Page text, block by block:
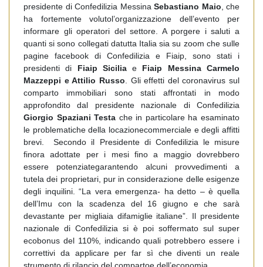
presidente di Confedilizia Messina Sebastiano Maio, che
ha fortemente volutol’organizzazione dell’evento per
informare gli operatori del settore. A porgere i saluti a
quanti si sono collegati datutta Italia sia su zoom che sulle
pagine facebook di Confedilizia e Fiaip, sono stati i
presidenti di Fiaip Siciliae Fiaip Messina Carmelo
Mazzeppi e Attilio Russo. Gli effetti del coronavirus sul
comparto immobiliari sono stati affrontati in modo
approfondito dal presidente nazionale di Confedilizia
Giorgio Spaziani Testa che in particolare ha esaminato
le problematiche della locazionecommerciale e degli affitti
brevi. Secondo il Presidente di Confedilizia le misure
finora adottate per i mesi fino a maggio dovrebbero
essere potenziategarantendo alcuni provvedimenti a
tutela dei proprietari, pur in considerazione delle esigenze
degli inquilini. “La vera emergenza- ha detto – è quella
dell’Imu con la scadenza del 16 giugno e che sarà
devastante per migliaia difamiglie italiane”. Il presidente
nazionale di Confedilizia si è poi soffermato sul super
ecobonus del 110%, indicando quali potrebbero essere i
correttivi da applicare per far sì che diventi un reale